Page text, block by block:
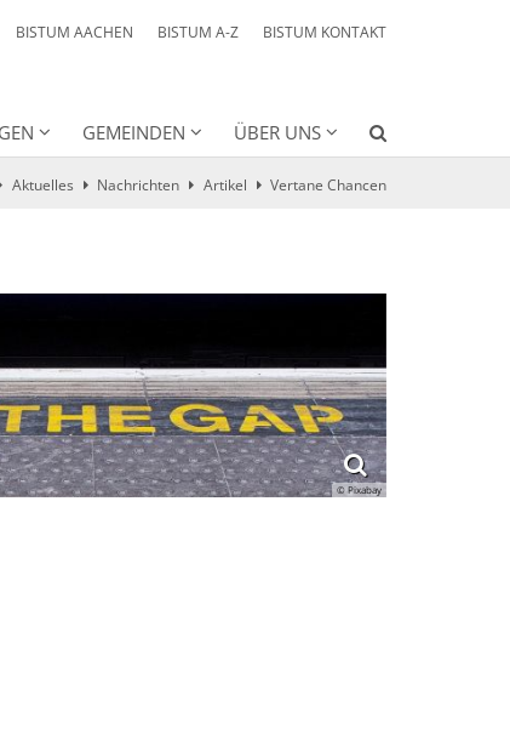
BISTUM AACHEN BISTUM A-Z BISTUM KONTAKT
GEMEINDEN ÜBER UNS
Aktuelles Nachrichten Artikel Vertane Chancen
© Pixabay